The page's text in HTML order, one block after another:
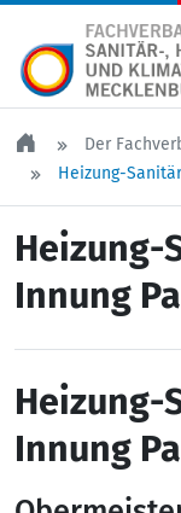
Der
Heizung-
Heizung-
Innung
Heizung-
Innung